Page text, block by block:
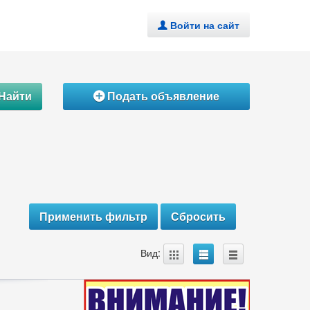
. Войти на сайт
ÁПодать объявление
Вид: A B C